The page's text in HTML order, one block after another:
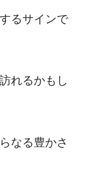
るサインで
れるかもし
なる豊かさ